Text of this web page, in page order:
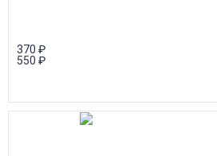
370 ₽
550 ₽